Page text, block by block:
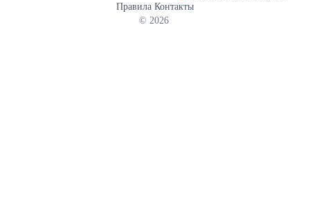
Правила Контакты
© 2026